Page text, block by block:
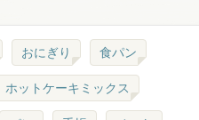
おにぎり 食パン
ホットケーキミックス